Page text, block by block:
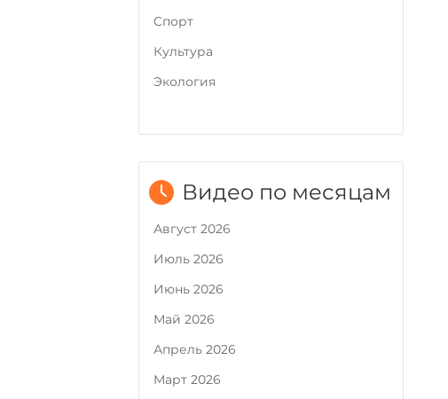
Видео по месяцам
Август 2026
Июль 2026
Июнь 2026
Май 2026
Апрель 2026
Март 2026
Cпорт
Культура
Экология